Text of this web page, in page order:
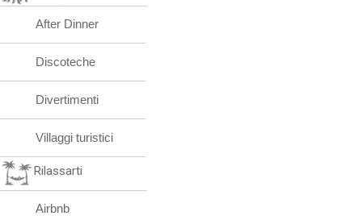
After Dinner
Discoteche
Divertimenti
Villaggi turistici
Rilassarti
Airbnb